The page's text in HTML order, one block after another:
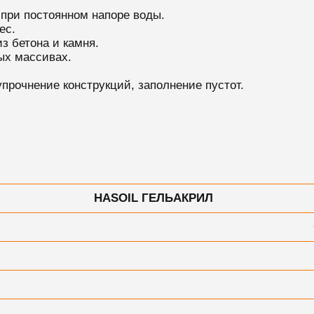
постоянном напоре воды.
бетона и камня.
массивах.
конструкций, заполнение пустот.
HASOIL ГЕЛЬАКРИЛ